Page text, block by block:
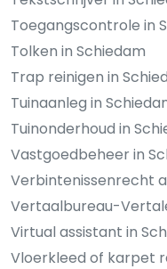
Toegangscontrole in
Tolken in Schiedam
Trap reinigen in
Tuinaanleg in
Tuinonderhoud in
Vastgoedbeheer in
Verbintenissenrecht
Vertaalbureau-
Virtual assistant in
Vloerkleed of karpet